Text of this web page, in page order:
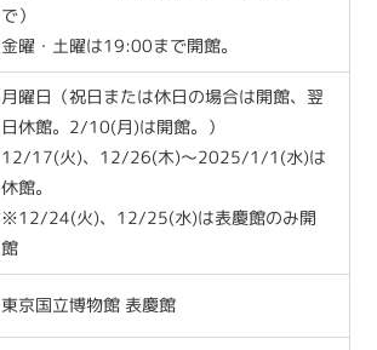
で）
金曜・土曜は19:00まで開館。
月曜日（祝日または休日の場合は開館、翌
日休館。2/10(月)は開館。）
12/17(火)、12/26(木)〜2025/1/1(水)は
休館。
※12/24(火)、12/25(水)は表慶館のみ開
館
東京国立博物館 表慶館